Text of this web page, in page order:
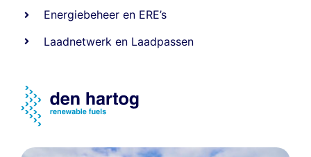
Energiebeheer en ERE’s
Laadnetwerk en Laadpassen